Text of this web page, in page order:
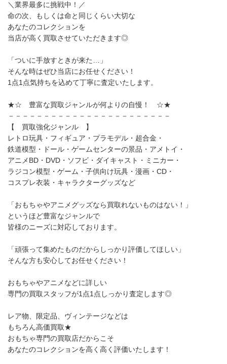
＼業界最多に挑戦中！／
命の次、もしくは命と同じくらい大切な
あなたのコレクションを
当店が高く買取させていただきます◎
「ついに手放すときが来た…」
そんな時はぜひ当店にお任せください！
1点1点気持ちを込めて丁寧に査定いたします。
★☆ 豊富な買取ジャンルが何よりの自慢！ ☆★
－－－－－－－－－－－－－－－－－－－－－－－
【 買取強化ジャンル 】
レトロ玩具・フィギュア・プラモデル・超合金・
鉄道模型・ドール・ゲームセンターの景品・アメトイ・
アニメBD・DVD・ソフビ・ダイキャスト・ミニカー・
ラジコン模型・ゲーム・子供向け玩具・漫画・CD・
コスプレ衣装・キャラクターグッズなど
「おもちゃやアニメグッズなら買取れないものはない！」
というほど豊富なジャンルで
皆様のニーズに対応しております。
「頑張って集めたものだからしっかり評価してほしい」
そんな方も安心してお任せください！
おもちゃやアニメなどに詳しい
専門の買取スタッフが1点1点しっかり査定します◎
レア物、限定品、ヴィンテージなどは
もちろん高価買取★
おもちゃ専門の買取店だからこそ
あなたのコレクションを高く高く評価いたします！